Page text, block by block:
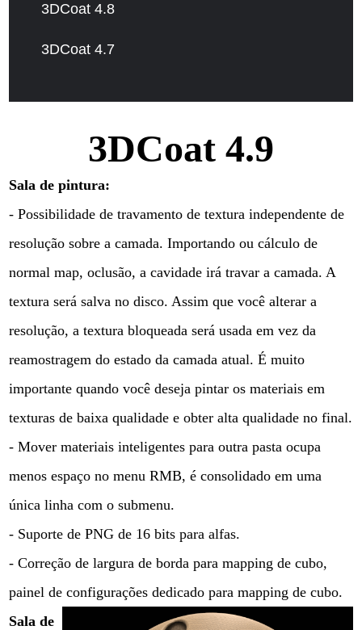
3DCoat 4.8
3DCoat 4.7
3DCoat 4.9
Sala de pintura:
- Possibilidade de travamento de textura independente de
resolução sobre a camada. Importando ou cálculo de
normal map, oclusão, a cavidade irá travar a camada. A
textura será salva no disco. Assim que você alterar a
resolução, a textura bloqueada será usada em vez da
reamostragem do estado da camada atual. É muito
importante quando você deseja pintar os materiais em
texturas de baixa qualidade e obter alta qualidade no final.
- Mover materiais inteligentes para outra pasta ocupa
menos espaço no menu RMB, é consolidado em uma
única linha com o submenu.
- Suporte de PNG de 16 bits para alfas.
- Correção de largura de borda para mapping de cubo,
painel de configurações dedicado para mapping de cubo.
Sala de